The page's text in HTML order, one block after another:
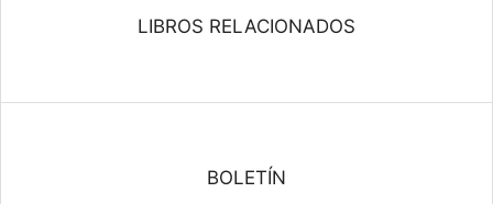
LIBROS RELACIONADOS
BOLETÍN